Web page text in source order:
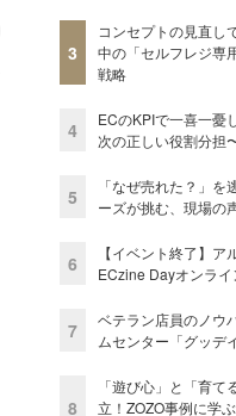
3
コンセプトの見直
中の「セルフレジ専
戦略
4
ECのKPIで一喜一憂
次の正しい役割分担
5
「なぜ売れた？」
ーズが挑む、現場の
6
【イベント終了】ア
ECzine Dayオンラ
7
ベテラン店員のノウ
ムセンター「グッデ
8
「遊び心」と「育
立！ZOZO事例に学